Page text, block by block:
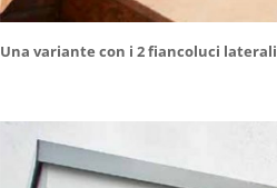
Una variante con i 2 fiancoluci laterali